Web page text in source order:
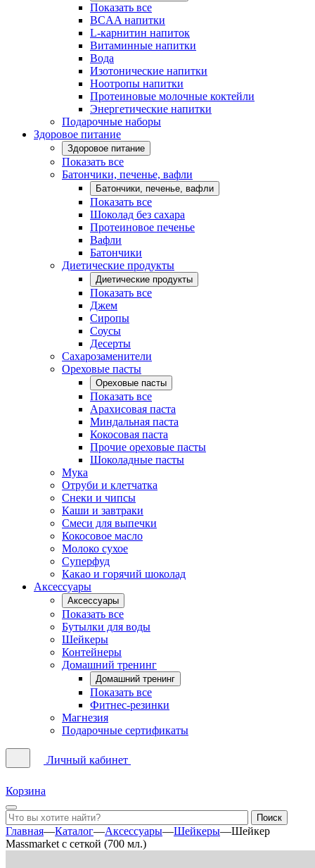
Показать все
BCAA напитки
L-карнитин напиток
Витаминные напитки
Вода
Изотонические напитки
Ноотропы напитки
Протеиновые молочные коктейли
Энергетические напитки
Подарочные наборы
Здоровое питание
Здоровое питание
Показать все
Батончики, печенье, вафли
Батончики, печенье, вафли
Показать все
Шоколад без сахара
Протеиновое печенье
Вафли
Батончики
Диетические продукты
Диетические продукты
Показать все
Джем
Сиропы
Соусы
Десерты
Сахарозаменители
Ореховые пасты
Ореховые пасты
Показать все
Арахисовая паста
Миндальная паста
Кокосовая паста
Прочие ореховые пасты
Шоколадные пасты
Мука
Отруби и клетчатка
Снеки и чипсы
Каши и завтраки
Смеси для выпечки
Кокосовое масло
Молоко сухое
Суперфуд
Какао и горячий шоколад
Аксессуары
Аксессуары
Показать все
Бутылки для воды
Шейкеры
Контейнеры
Домашний тренинг
Домашний тренинг
Показать все
Фитнес-резинки
Магнезия
Подарочные сертификаты
Личный кабинет
Корзина
Главная—Каталог—Аксессуары—Шейкеры—Шейкер
Massmarket с сеткой (700 мл.)